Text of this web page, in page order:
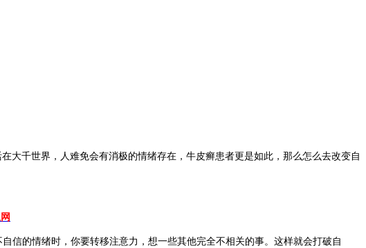
千世界，人难免会有消极的情绪存在，牛皮癣患者更是如此，那么怎么去改变自
信的情绪时，你要转移注意力，想一些其他完全不相关的事。这样就会打破自